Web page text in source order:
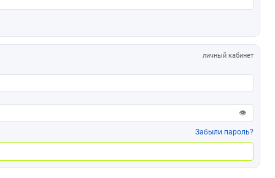
личный кабинет
👁
Забыли пароль?